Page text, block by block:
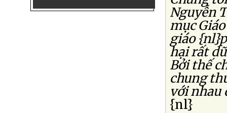
Nguyễn
mục
giáo
hại rất
Bởi thế
chung
với nhau
{nl}